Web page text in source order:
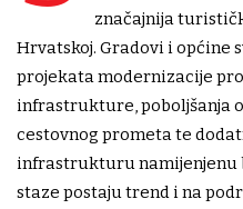
značajnija
Hrvatskoj. Gradovi i općine
projekata modernizacije
infrastrukture, poboljšanja
cestovnog prometa te
infrastrukturu
staze postaju trend i na